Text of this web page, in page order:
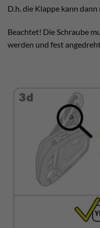
D.h. die Klappe kann
Beachtet! Die Schraube
werden und fest angedreht